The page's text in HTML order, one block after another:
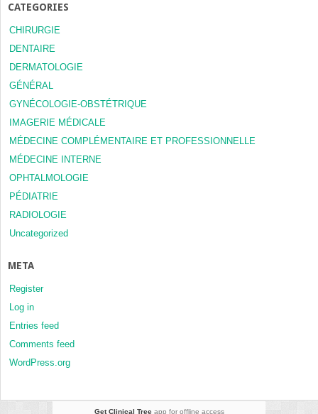
CATEGORIES
CHIRURGIE
DENTAIRE
DERMATOLOGIE
GÉNÉRAL
GYNÉCOLOGIE-OBSTÉTRIQUE
IMAGERIE MÉDICALE
MÉDECINE COMPLÉMENTAIRE ET PROFESSIONNELLE
MÉDECINE INTERNE
OPHTALMOLOGIE
PÉDIATRIE
RADIOLOGIE
Uncategorized
META
Register
Log in
Entries feed
Comments feed
WordPress.org
Get Clinical Treeapp for offline access